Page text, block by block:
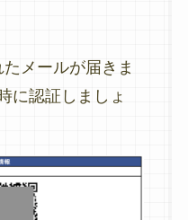
メールが届きま
に認証しましょ